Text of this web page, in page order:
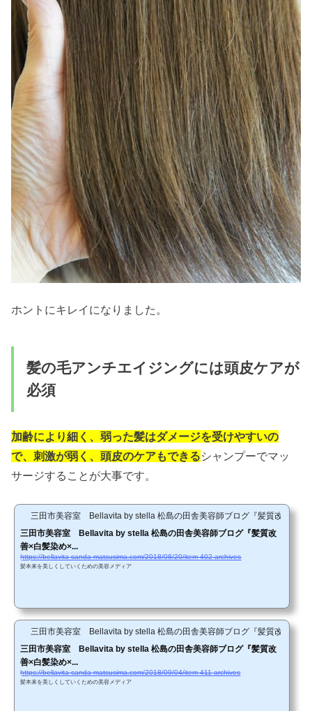
ホントにキレイになりました。
髪の毛アンチエイジングには頭皮ケアが
必須
加齢により細く、弱った髪はダメージを受けやすいの
で、刺激が弱く、頭皮のケアもできるシャンプーでマッ
サージすることが大事です。
三田市美容室 Bellavita by stella 松島の田舎美容師ブログ『髪質改善×白
三田市美容室 Bellavita by stella 松島の田舎美容師ブログ『髪質改
善×白髪染め×...
https://bellavita-sanda-matsusima.com/2018/08/20/item-402-archives
髪本来を美しくしていくための美容メディア
三田市美容室 Bellavita by stella 松島の田舎美容師ブログ『髪質改善×白
三田市美容室 Bellavita by stella 松島の田舎美容師ブログ『髪質改
善×白髪染め×...
https://bellavita-sanda-matsusima.com/2018/09/04/item-411-archives
髪本来を美しくしていくための美容メディア